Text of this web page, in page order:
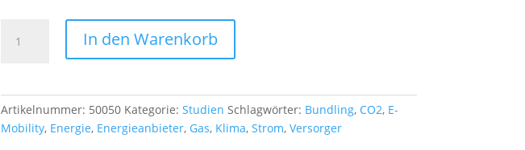
Energie
Privatkunden
Menge
In den Warenkorb
Artikelnummer: 50050 Kategorie: Studien Schlagwörter: Bundling, CO2, E-
Mobility, Energie, Energieanbieter, Gas, Klima, Strom, Versorger